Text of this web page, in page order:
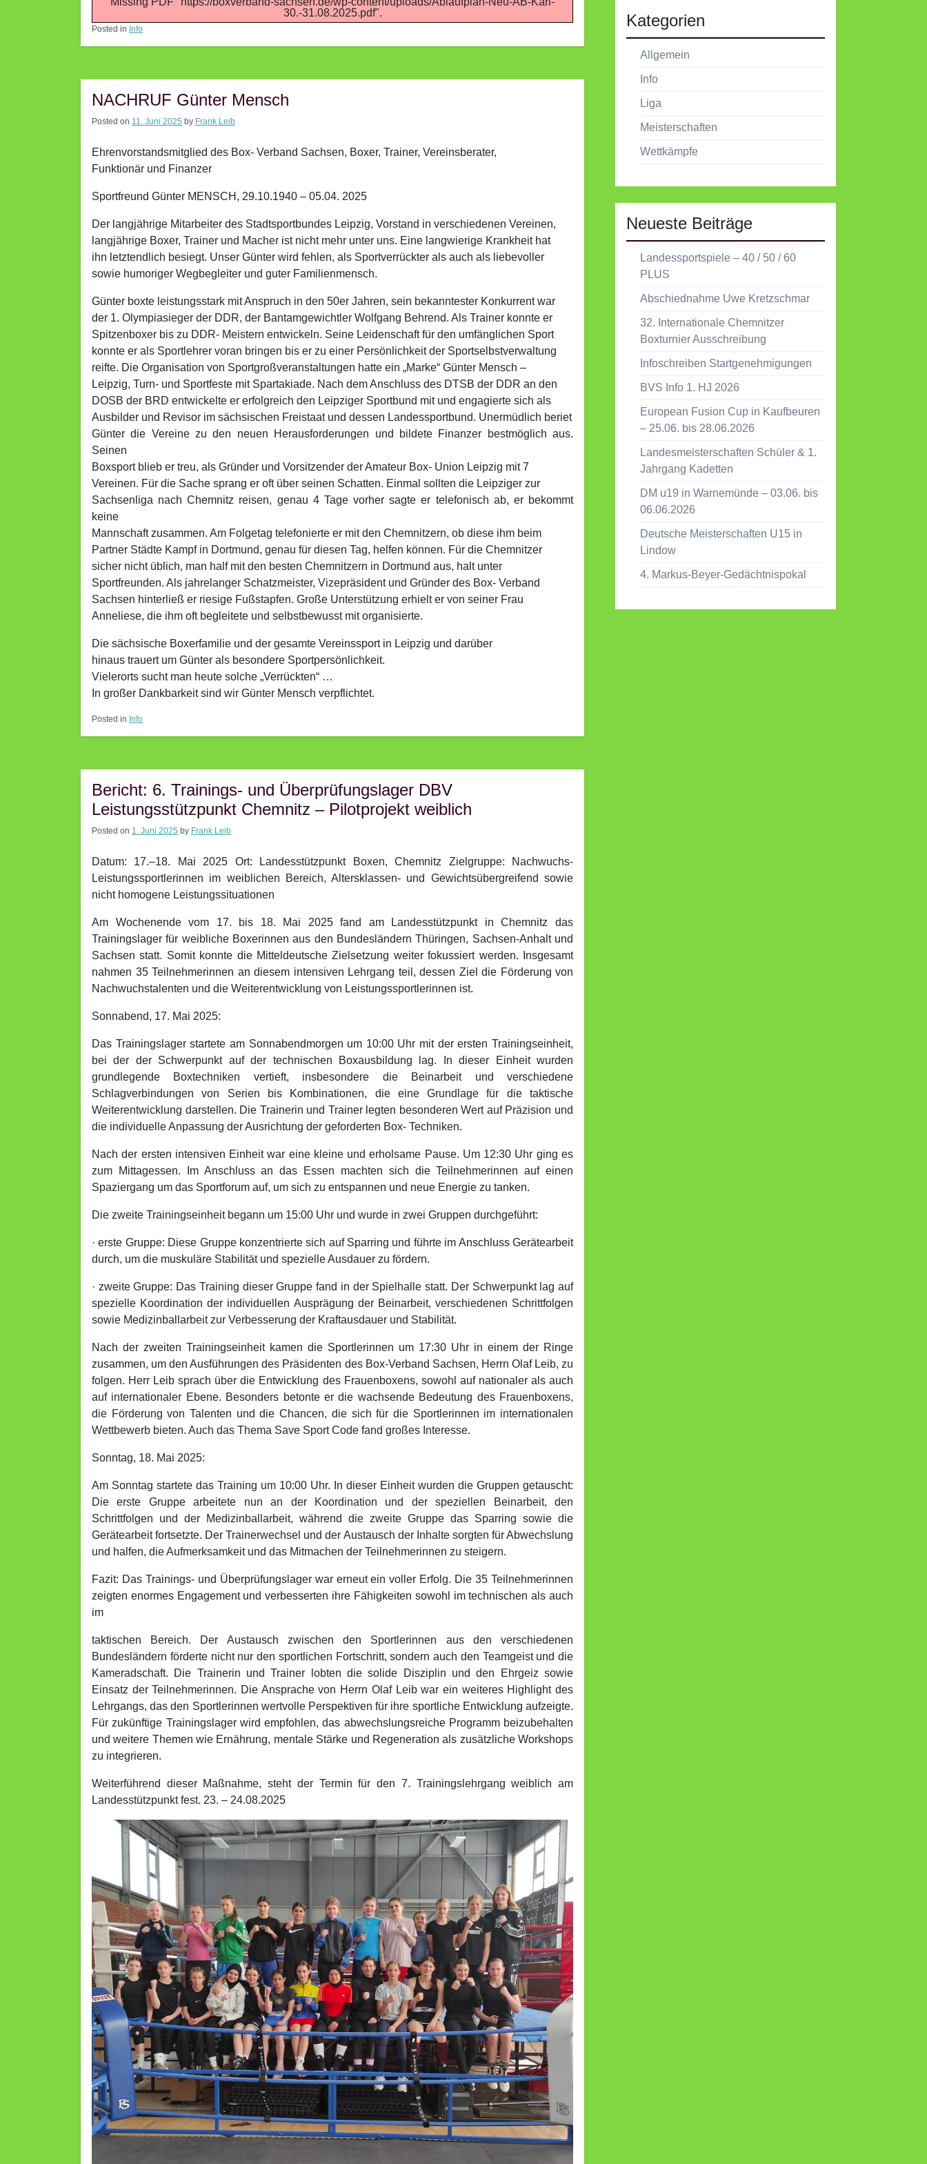
30.-31.08.2025.pdf".
Posted in Info
NACHRUF Günter Mensch
Posted on 11. Juni 2025 by Frank Leib
Ehrenvorstandsmitglied des Box- Verband Sachsen, Boxer, Trainer, Vereinsberater,
Funktionär und Finanzer
Sportfreund Günter MENSCH, 29.10.1940 – 05.04. 2025
Der langjährige Mitarbeiter des Stadtsportbundes Leipzig, Vorstand in verschiedenen Vereinen,
langjährige Boxer, Trainer und Macher ist nicht mehr unter uns. Eine langwierige Krankheit hat
ihn letztendlich besiegt. Unser Günter wird fehlen, als Sportverrückter als auch als liebevoller
sowie humoriger Wegbegleiter und guter Familienmensch.
Günter boxte leistungsstark mit Anspruch in den 50er Jahren, sein bekanntester Konkurrent war
der 1. Olympiasieger der DDR, der Bantamgewichtler Wolfgang Behrend. Als Trainer konnte er
Spitzenboxer bis zu DDR- Meistern entwickeln. Seine Leidenschaft für den umfänglichen Sport
konnte er als Sportlehrer voran bringen bis er zu einer Persönlichkeit der Sportselbstverwaltung
reifte. Die Organisation von Sportgroßveranstaltungen hatte ein „Marke“ Günter Mensch –
Leipzig, Turn- und Sportfeste mit Spartakiade. Nach dem Anschluss des DTSB der DDR an den
DOSB der BRD entwickelte er erfolgreich den Leipziger Sportbund mit und engagierte sich als
Ausbilder und Revisor im sächsischen Freistaat und dessen Landessportbund. Unermüdlich beriet
Günter die Vereine zu den neuen Herausforderungen und bildete Finanzer bestmöglich aus.
Seinen
Boxsport blieb er treu, als Gründer und Vorsitzender der Amateur Box- Union Leipzig mit 7
Vereinen. Für die Sache sprang er oft über seinen Schatten. Einmal sollten die Leipziger zur
Sachsenliga nach Chemnitz reisen, genau 4 Tage vorher sagte er telefonisch ab, er bekommt
keine
Mannschaft zusammen. Am Folgetag telefonierte er mit den Chemnitzern, ob diese ihm beim
Partner Städte Kampf in Dortmund, genau für diesen Tag, helfen können. Für die Chemnitzer
sicher nicht üblich, man half mit den besten Chemnitzern in Dortmund aus, halt unter
Sportfreunden. Als jahrelanger Schatzmeister, Vizepräsident und Gründer des Box- Verband
Sachsen hinterließ er riesige Fußstapfen. Große Unterstützung erhielt er von seiner Frau
Anneliese, die ihm oft begleitete und selbstbewusst mit organisierte.
Die sächsische Boxerfamilie und der gesamte Vereinssport in Leipzig und darüber
hinaus trauert um Günter als besondere Sportpersönlichkeit.
Vielerorts sucht man heute solche „Verrückten“ …
In großer Dankbarkeit sind wir Günter Mensch verpflichtet.
Posted in Info
Bericht: 6. Trainings- und Überprüfungslager DBV
Leistungsstützpunkt Chemnitz – Pilotprojekt weiblich
Posted on 1. Juni 2025 by Frank Leib
Datum: 17.–18. Mai 2025 Ort: Landesstützpunkt Boxen, Chemnitz Zielgruppe: Nachwuchs-
Leistungssportlerinnen im weiblichen Bereich, Altersklassen- und Gewichtsübergreifend sowie
nicht homogene Leistungssituationen
Am Wochenende vom 17. bis 18. Mai 2025 fand am Landesstützpunkt in Chemnitz das
Trainingslager für weibliche Boxerinnen aus den Bundesländern Thüringen, Sachsen-Anhalt und
Sachsen statt. Somit konnte die Mitteldeutsche Zielsetzung weiter fokussiert werden. Insgesamt
nahmen 35 Teilnehmerinnen an diesem intensiven Lehrgang teil, dessen Ziel die Förderung von
Nachwuchstalenten und die Weiterentwicklung von Leistungssportlerinnen ist.
Sonnabend, 17. Mai 2025:
Das Trainingslager startete am Sonnabendmorgen um 10:00 Uhr mit der ersten Trainingseinheit,
bei der der Schwerpunkt auf der technischen Boxausbildung lag. In dieser Einheit wurden
grundlegende Boxtechniken vertieft, insbesondere die Beinarbeit und verschiedene
Schlagverbindungen von Serien bis Kombinationen, die eine Grundlage für die taktische
Weiterentwicklung darstellen. Die Trainerin und Trainer legten besonderen Wert auf Präzision und
die individuelle Anpassung der Ausrichtung der geforderten Box- Techniken.
Nach der ersten intensiven Einheit war eine kleine und erholsame Pause. Um 12:30 Uhr ging es
zum Mittagessen. Im Anschluss an das Essen machten sich die Teilnehmerinnen auf einen
Spaziergang um das Sportforum auf, um sich zu entspannen und neue Energie zu tanken.
Die zweite Trainingseinheit begann um 15:00 Uhr und wurde in zwei Gruppen durchgeführt:
· erste Gruppe: Diese Gruppe konzentrierte sich auf Sparring und führte im Anschluss Gerätearbeit
durch, um die muskuläre Stabilität und spezielle Ausdauer zu fördern.
· zweite Gruppe: Das Training dieser Gruppe fand in der Spielhalle statt. Der Schwerpunkt lag auf
spezielle Koordination der individuellen Ausprägung der Beinarbeit, verschiedenen Schrittfolgen
sowie Medizinballarbeit zur Verbesserung der Kraftausdauer und Stabilität.
Nach der zweiten Trainingseinheit kamen die Sportlerinnen um 17:30 Uhr in einem der Ringe
zusammen, um den Ausführungen des Präsidenten des Box-Verband Sachsen, Herrn Olaf Leib, zu
folgen. Herr Leib sprach über die Entwicklung des Frauenboxens, sowohl auf nationaler als auch
auf internationaler Ebene. Besonders betonte er die wachsende Bedeutung des Frauenboxens,
die Förderung von Talenten und die Chancen, die sich für die Sportlerinnen im internationalen
Wettbewerb bieten. Auch das Thema Save Sport Code fand großes Interesse.
Sonntag, 18. Mai 2025:
Am Sonntag startete das Training um 10:00 Uhr. In dieser Einheit wurden die Gruppen getauscht:
Die erste Gruppe arbeitete nun an der Koordination und der speziellen Beinarbeit, den
Schrittfolgen und der Medizinballarbeit, während die zweite Gruppe das Sparring sowie die
Gerätearbeit fortsetzte. Der Trainerwechsel und der Austausch der Inhalte sorgten für Abwechslung
und halfen, die Aufmerksamkeit und das Mitmachen der Teilnehmerinnen zu steigern.
Fazit: Das Trainings- und Überprüfungslager war erneut ein voller Erfolg. Die 35 Teilnehmerinnen
zeigten enormes Engagement und verbesserten ihre Fähigkeiten sowohl im technischen als auch
im
taktischen Bereich. Der Austausch zwischen den Sportlerinnen aus den verschiedenen
Bundesländern förderte nicht nur den sportlichen Fortschritt, sondern auch den Teamgeist und die
Kameradschaft. Die Trainerin und Trainer lobten die solide Disziplin und den Ehrgeiz sowie
Einsatz der Teilnehmerinnen. Die Ansprache von Herrn Olaf Leib war ein weiteres Highlight des
Lehrgangs, das den Sportlerinnen wertvolle Perspektiven für ihre sportliche Entwicklung aufzeigte.
Für zukünftige Trainingslager wird empfohlen, das abwechslungsreiche Programm beizubehalten
und weitere Themen wie Ernährung, mentale Stärke und Regeneration als zusätzliche Workshops
zu integrieren.
Weiterführend dieser Maßnahme, steht der Termin für den 7. Trainingslehrgang weiblich am
Landesstützpunkt fest. 23. – 24.08.2025
Kategorien
Allgemein
Info
Liga
Meisterschaften
Wettkämpfe
Neueste Beiträge
Landessportspiele – 40 / 50 / 60
PLUS
Abschiednahme Uwe Kretzschmar
32. Internationale Chemnitzer
Boxturnier Ausschreibung
Infoschreiben Startgenehmigungen
BVS Info 1. HJ 2026
European Fusion Cup in Kaufbeuren
– 25.06. bis 28.06.2026
Landesmeisterschaften Schüler & 1.
Jahrgang Kadetten
DM u19 in Warnemünde – 03.06. bis
06.06.2026
Deutsche Meisterschaften U15 in
Lindow
4. Markus-Beyer-Gedächtnispokal